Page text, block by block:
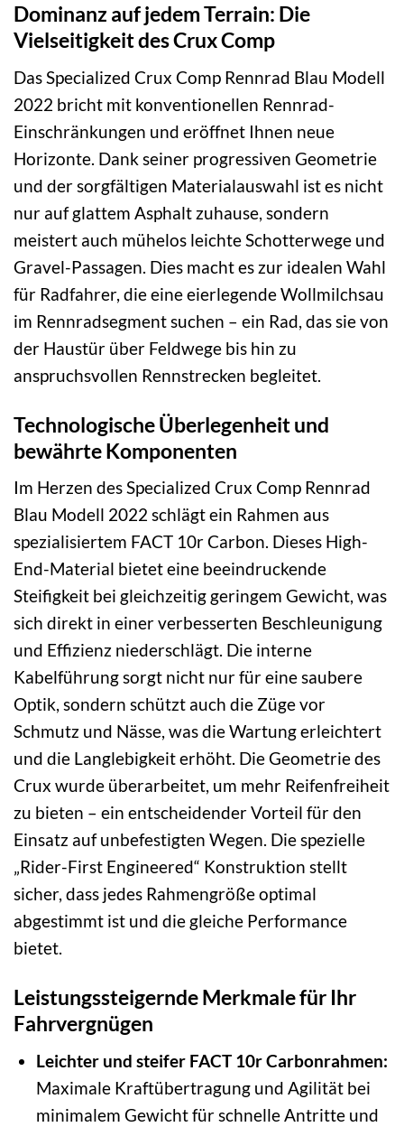
Dominanz auf jedem Terrain: Die
Vielseitigkeit des Crux Comp
Das Specialized Crux Comp Rennrad Blau Modell
2022 bricht mit konventionellen Rennrad-
Einschränkungen und eröffnet Ihnen neue
Horizonte. Dank seiner progressiven Geometrie
und der sorgfältigen Materialauswahl ist es nicht
nur auf glattem Asphalt zuhause, sondern
meistert auch mühelos leichte Schotterwege und
Gravel-Passagen. Dies macht es zur idealen Wahl
für Radfahrer, die eine eierlegende Wollmilchsau
im Rennradsegment suchen – ein Rad, das sie von
der Haustür über Feldwege bis hin zu
anspruchsvollen Rennstrecken begleitet.
Technologische Überlegenheit und
bewährte Komponenten
Im Herzen des Specialized Crux Comp Rennrad
Blau Modell 2022 schlägt ein Rahmen aus
spezialisiertem FACT 10r Carbon. Dieses High-
End-Material bietet eine beeindruckende
Steifigkeit bei gleichzeitig geringem Gewicht, was
sich direkt in einer verbesserten Beschleunigung
und Effizienz niederschlägt. Die interne
Kabelführung sorgt nicht nur für eine saubere
Optik, sondern schützt auch die Züge vor
Schmutz und Nässe, was die Wartung erleichtert
und die Langlebigkeit erhöht. Die Geometrie des
Crux wurde überarbeitet, um mehr Reifenfreiheit
zu bieten – ein entscheidender Vorteil für den
Einsatz auf unbefestigten Wegen. Die spezielle
„Rider-First Engineered“ Konstruktion stellt
sicher, dass jedes Rahmengröße optimal
abgestimmt ist und die gleiche Performance
bietet.
Leistungssteigernde Merkmale für Ihr
Fahrvergnügen
Leichter und steifer FACT 10r Carbonrahmen:
Maximale Kraftübertragung und Agilität bei
minimalem Gewicht für schnelle Antritte und